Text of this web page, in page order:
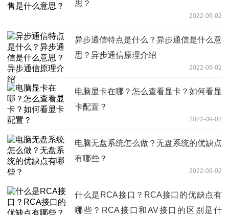
思？
2022-09-02
异步通信特点是什么？异步通信是什么意
思？异步通信原理介绍
2022-09-02
电脑显卡在哪？怎么查看显卡？如何看显
卡配置？
2022-09-02
电脑无盘系统怎么做？无盘系统的优缺点
有哪些？
2022-09-02
什么是RCA接口？RCA接口的优缺点有
哪些？RCA接口和AV接口的区别是什